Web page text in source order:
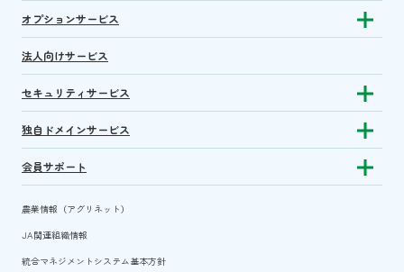
オプションサービス Show
法人向けサービス
セキュリティサービス Show
独自ドメインサービス Show
会員サポート Show
農業情報（アグリネット）
JA関連組織情報
統合マネジメントシステム基本方針